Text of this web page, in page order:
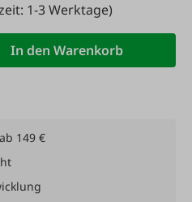
1-3 Werktage)
den gewünschten
In den Warenkorb
149 €